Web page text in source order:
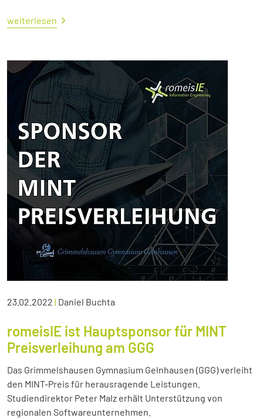
weiterlesen
23.02.2022 | Daniel Buchta
romeisIE ist Hauptsponsor für MINT
Preisverleihung am GGG
Das Grimmelshausen Gymnasium Gelnhausen (GGG) verleiht
den MINT-Preis für herausragende Leistungen.
Studiendirektor Peter Malz erhält Unterstützung von
regionalen Softwareunternehmen.